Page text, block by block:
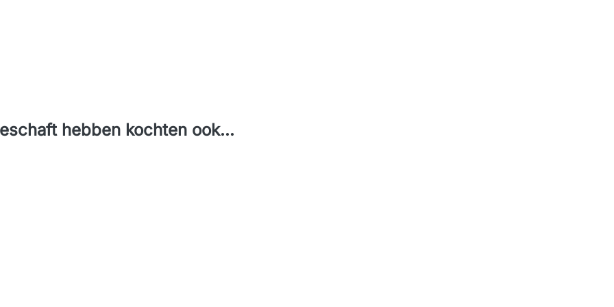
hebben kochten ook...